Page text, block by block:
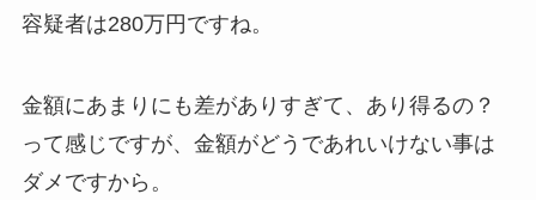
容疑者は280万円ですね。
金額にあまりにも差がありすぎて、あり得るの？
って感じですが、金額がどうであれいけない事は
ダメですから。